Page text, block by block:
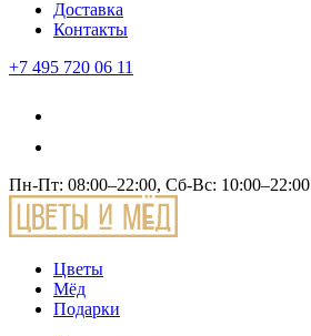
Доставка
Контакты
+7 495 720 06 11
Пн-Пт: 08:00–22:00, Сб-Вс: 10:00–22:00
Цветы
Мёд
Подарки